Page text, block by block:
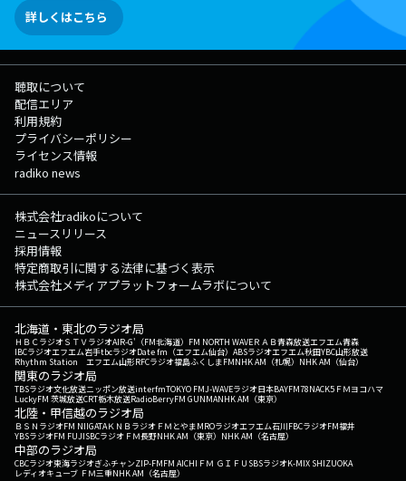
詳しくはこちら
聴取について
配信エリア
利用規約
プライバシーポリシー
ライセンス情報
radiko news
株式会社radikoについて
ニュースリリース
採用情報
特定商取引に関する法律に基づく表示
株式会社メディアプラットフォームラボについて
北海道・東北のラジオ局
ＨＢＣラジオＳＴＶラジオAIR-G'（FM北海道） FM NORTH WAVEＲＡＢ青森放送エフエム青森
IBCラジオエフエム岩手tbcラジオDate fm（エフエム仙台） ABSラジオエフエム秋田YBC山形放送
Rhythm Station エフエム山形RFCラジオ福島ふくしまFMNHK AM（札幌） NHK AM（仙台）
関東のラジオ局
TBSラジオ文化放送ニッポン放送interfmTOKYO FMJ-WAVEラジオ日本BAYFM78NACK5 ＦＭヨコハマ
LuckyFM 茨城放送CRT栃木放送RadioBerryFM GUNMANHK AM（東京）
北陸・甲信越のラジオ局
ＢＳＮラジオFM NIIGATAＫＮＢラジオ ＦＭとやまMROラジオエフエム石川FBCラジオFM福井
YBSラジオFM FUJISBCラジオ ＦＭ長野NHK AM（東京） NHK AM（名古屋）
中部のラジオ局
CBCラジオ東海ラジオぎふチャンZIP-FMFM AICHI ＦＭ ＧＩＦＵ SBSラジオK-MIX SHIZUOKA
レディオキューブ ＦＭ三重NHK AM（名古屋）